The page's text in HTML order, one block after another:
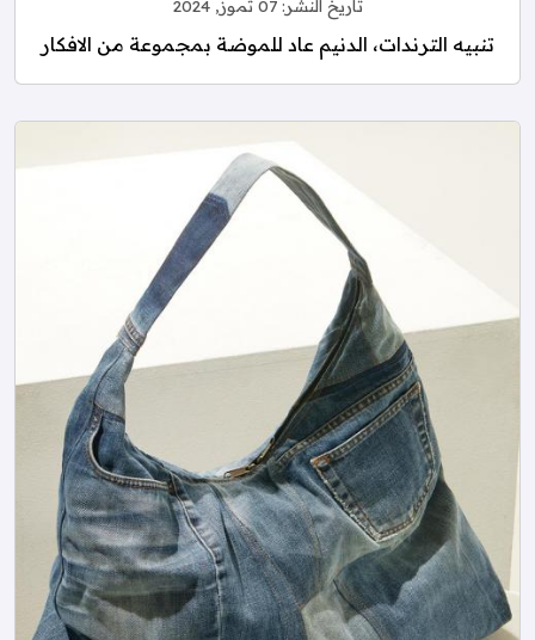
تاريخ النشر:07 تموز, 2024
تنبيه الترندات، الدنيم عاد للموضة بمجموعة من الافكار